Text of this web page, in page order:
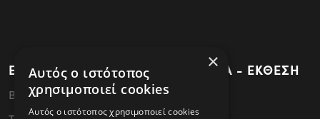
ΕΡΓΟΣΤΑΣΙΟ - ΚΕΝΤΡΙΚΑ ΓΡΑΦΕΙΑ - ΕΚΘΕΣΗ
ΒΙ.ΠΕ.Θεσσαλονίκης - 57022 Σίνδος
×
Αυτός ο ιστότοπος
χρησιμοποιεί cookies
Αυτός ο ιστότοπος χρησιμοποιεί cookies